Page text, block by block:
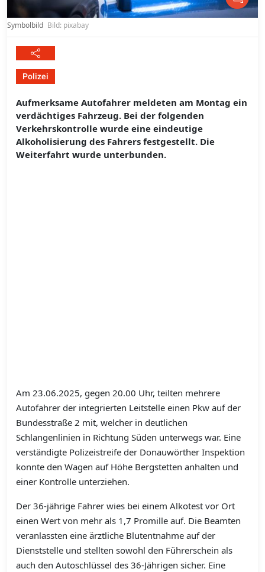
Symbolbild Bild: pixabay
Polizei
Aufmerksame Autofahrer meldeten am Montag ein
verdächtiges Fahrzeug. Bei der folgenden
Verkehrskontrolle wurde eine eindeutige
Alkoholisierung des Fahrers festgestellt. Die
Weiterfahrt wurde unterbunden.
Am 23.06.2025, gegen 20.00 Uhr, teilten mehrere
Autofahrer der integrierten Leitstelle einen Pkw auf der
Bundesstraße 2 mit, welcher in deutlichen
Schlangenlinien in Richtung Süden unterwegs war. Eine
verständigte Polizeistreife der Donauwörther Inspektion
konnte den Wagen auf Höhe Bergstetten anhalten und
einer Kontrolle unterziehen.
Der 36-jährige Fahrer wies bei einem Alkotest vor Ort
einen Wert von mehr als 1,7 Promille auf. Die Beamten
veranlassten eine ärztliche Blutentnahme auf der
Dienststelle und stellten sowohl den Führerschein als
auch den Autoschlüssel des 36-Jährigen sicher. Eine